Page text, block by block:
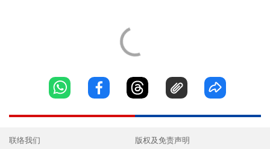
联络我们 版权及免责声明